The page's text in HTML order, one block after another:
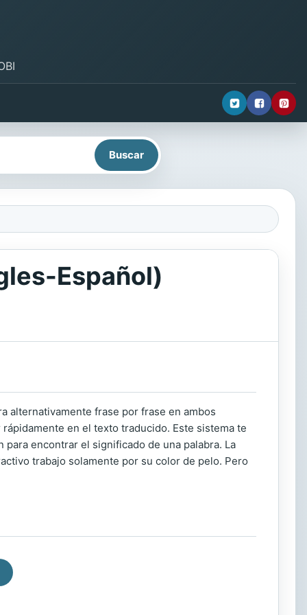
Español)
alternativamente frase por frase en ambos
en el texto traducido. Este sistema te
encontrar el significado de una palabra. La
trabajo solamente por su color de pelo. Pero